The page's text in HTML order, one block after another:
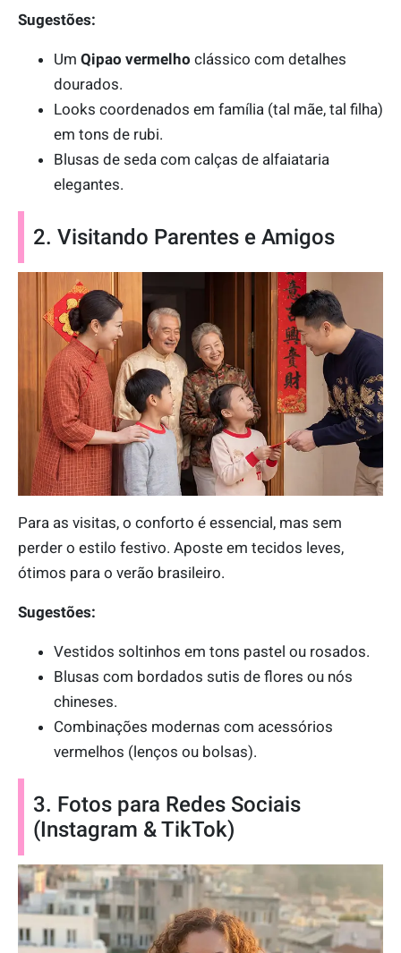
Sugestões:
Um Qipao vermelho clássico com detalhes
dourados.
Looks coordenados em família (tal mãe, tal filha)
em tons de rubi.
Blusas de seda com calças de alfaiataria
elegantes.
2. Visitando Parentes e Amigos
Para as visitas, o conforto é essencial, mas sem
perder o estilo festivo. Aposte em tecidos leves,
ótimos para o verão brasileiro.
Sugestões:
Vestidos soltinhos em tons pastel ou rosados.
Blusas com bordados sutis de flores ou nós
chineses.
Combinações modernas com acessórios
vermelhos (lenços ou bolsas).
3. Fotos para Redes Sociais
(Instagram & TikTok)